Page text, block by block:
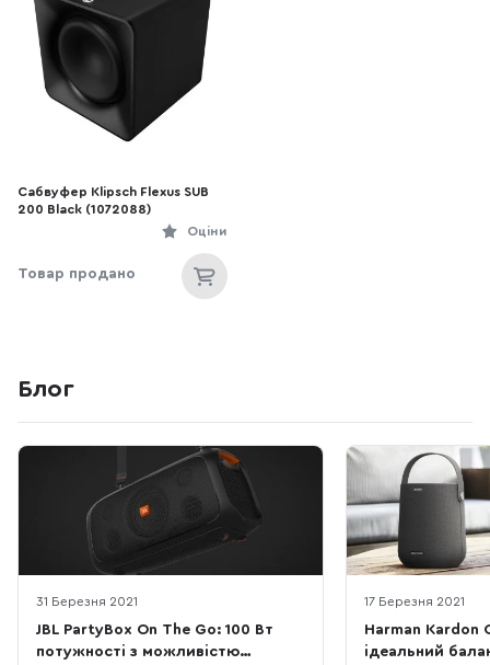
Сабвуфер Klipsch Flexus SUB
200 Black (1072088)
Оціни
Товар продано
Блог
31 Березня 2021
JBL PartyBox On The Go: 100 Вт
потужності з можливістю
17 Березня 2021
Harman Kardon
ідеальний